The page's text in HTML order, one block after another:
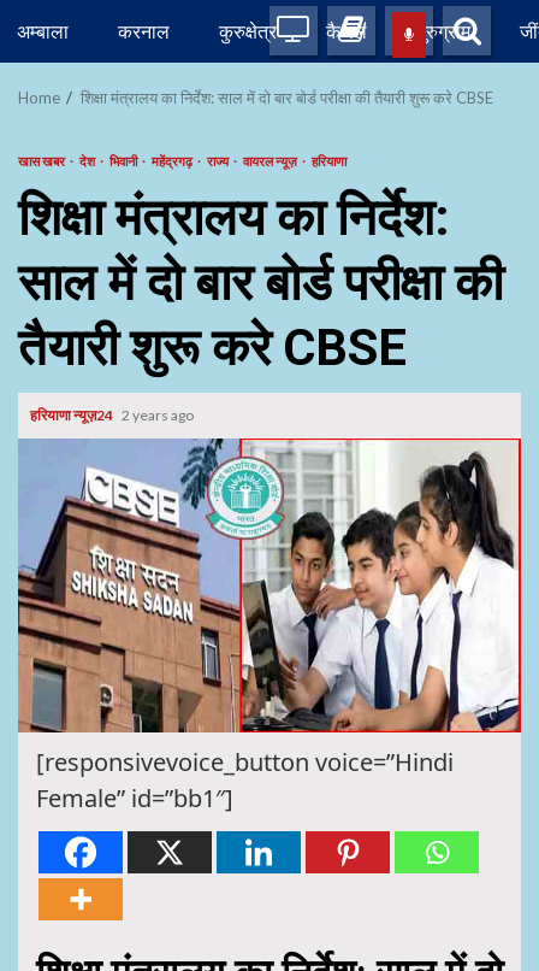
content
अम्बाला करनाल कुरुक्षेत्र कैथल गुरुग्राम
Home शिक्षा मंत्रालय का निर्देश: साल में दो बार बोर्ड परीक्षा की तैयारी शुरू करे CBSE
खास खबर देश भिवानी महेंद्रगढ़ राज्य वायरल न्यूज़ हरियाणा
शिक्षा मंत्रालय का निर्देश:
साल में दो बार बोर्ड परीक्षा की
तैयारी शुरू करे CBSE
हरियाणा न्यूज़24 2 years ago
[responsivevoice_button voice=”Hindi
Female” id=”bb1″]